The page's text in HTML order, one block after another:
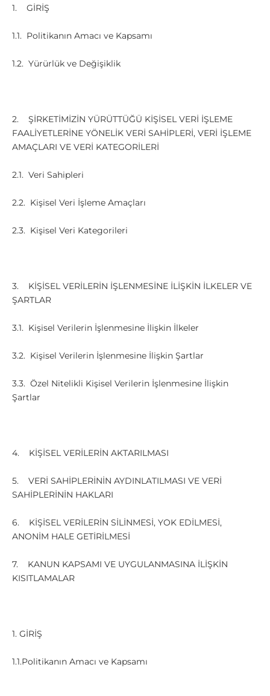
1. GİRİŞ
1.1. Politikanın Amacı ve Kapsamı
1.2. Yürürlük ve Değişiklik
2. ŞİRKETİMİZİN YÜRÜTTÜĞÜ KİŞİSEL VERİ İŞLEME
FAALİYETLERİNE YÖNELİK VERİ SAHİPLERİ, VERİ İŞLEME
AMAÇLARI VE VERİ KATEGORİLERİ
2.1. Veri Sahipleri
2.2. Kişisel Veri İşleme Amaçları
2.3. Kişisel Veri Kategorileri
3. KİŞİSEL VERİLERİN İŞLENMESİNE İLİŞKİN İLKELER VE
ŞARTLAR
3.1. Kişisel Verilerin İşlenmesine İlişkin İlkeler
3.2. Kişisel Verilerin İşlenmesine İlişkin Şartlar
3.3. Özel Nitelikli Kişisel Verilerin İşlenmesine İlişkin
Şartlar
4. KİŞİSEL VERİLERİN AKTARILMASI
5. VERİ SAHİPLERİNİN AYDINLATILMASI VE VERİ
SAHİPLERİNİN HAKLARI
6. KİŞİSEL VERİLERİN SİLİNMESİ, YOK EDİLMESİ,
ANONİM HALE GETİRİLMESİ
7. KANUN KAPSAMI VE UYGULANMASINA İLİŞKİN
KISITLAMALAR
1. GİRİŞ
1.1.Politikanın Amacı ve Kapsamı